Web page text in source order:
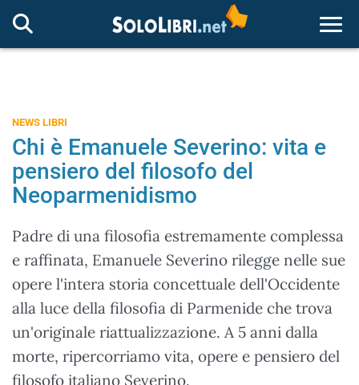
NEWS LIBRI
Chi è Emanuele Severino: vita e
pensiero del filosofo del
Neoparmenidismo
Padre di una filosofia estremamente complessa
e raffinata, Emanuele Severino rilegge nelle sue
opere l'intera storia concettuale dell'Occidente
alla luce della filosofia di Parmenide che trova
un'originale riattualizzazione. A 5 anni dalla
morte, ripercorriamo vita, opere e pensiero del
filosofo italiano Severino.